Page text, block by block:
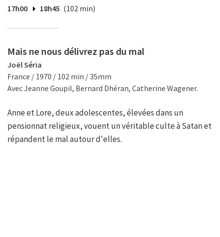
17h00 18h45 (102 min)
Mais ne nous délivrez pas du mal
Joël Séria
France / 1970 / 102 min / 35mm
Avec Jeanne Goupil, Bernard Dhéran, Catherine Wagener.
Anne et Lore, deux adolescentes, élevées dans un
pensionnat religieux, vouent un véritable culte à Satan et
répandent le mal autour d'elles.